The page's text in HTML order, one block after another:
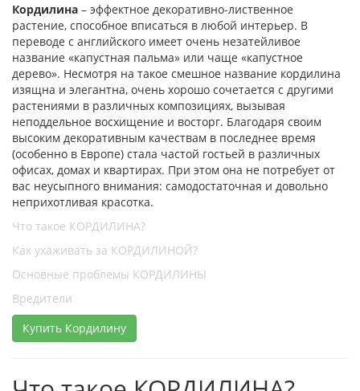
Кордилина – эффектное декоративно-лиственное
растение, способное вписаться в любой интерьер. В
переводе с английского имеет очень незатейливое
название «капустная пальма» или чаще «капустное
дерево». Несмотря на такое смешное название кордилина
изящна и элегантна, очень хорошо сочетается с другими
растениями в различных композициях, вызывая
неподдельное восхищение и восторг. Благодаря своим
высоким декоративным качествам в последнее время
(особенно в Европе) стала частой гостьей в различных
офисах, домах и квартирах. При этом она не потребует от
вас неусыпного внимания: самодостаточная и довольно
неприхотливая красотка.
Что такое КОРДИЛИНА?
Как ухаживать за КОРДИЛИНОЙ?
Основные проблемы КОРДИЛИНЫ
Вредители
Купить Кордилину